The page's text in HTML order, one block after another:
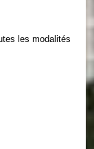
les modalités